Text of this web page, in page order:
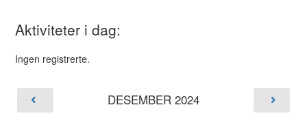
Aktiviteter i dag:
Ingen registrerte.
DESEMBER 2024